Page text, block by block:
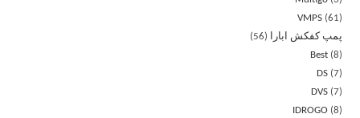
VMPS 61
پمپ کفکش ابارا
56
Best 8
DS 7
DVS 7
IDROGO
8